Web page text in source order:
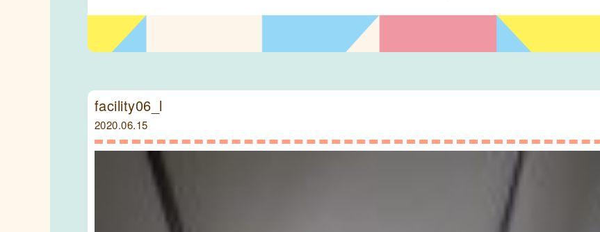
facility06_l
2020.06.15